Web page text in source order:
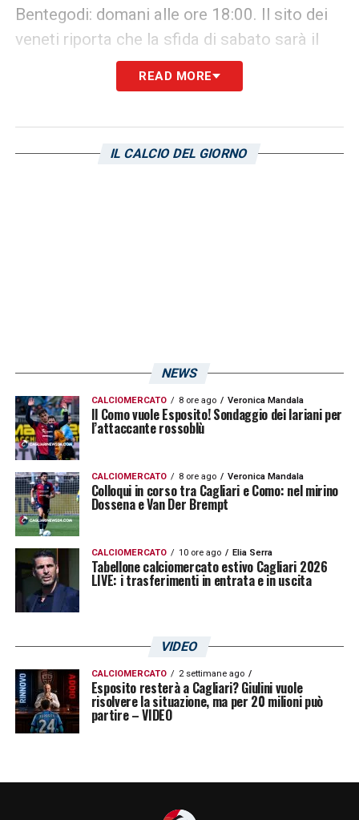
Bentegodi: domani alle ore 18:00. Il sito dei
veneti riporta che la sfida di sabato sarà il
terzo confronto traVeronaeCagliari
giocherà nell’ultima partita prima di Natale!
READ MORE
IL CALCIO DEL GIORNO
NEWS
CALCIOMERCATO 8 ore ago Veronica Mandala
Il Como vuole Esposito! Sondaggio dei lariani per
l’attaccante rossoblù
CALCIOMERCATO 8 ore ago Veronica Mandala
Colloqui in corso tra Cagliari e Como: nel mirino
Dossena e Van Der Brempt
CALCIOMERCATO 10 ore ago Elia Serra
Tabellone calciomercato estivo Cagliari 2026
LIVE: i trasferimenti in entrata e in uscita
VIDEO
CALCIOMERCATO 2 settimane ago
Esposito resterà a Cagliari? Giulini vuole
risolvere la situazione, ma per 20 milioni può
partire – VIDEO